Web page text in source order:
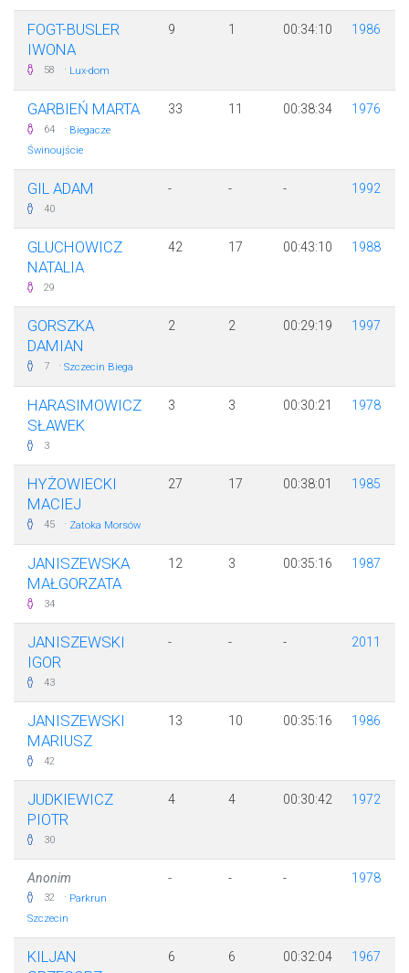
FOGT-BUSLER
IWONA
58 · Lux-dom
9 1 00:34:10 1986
GARBIEŃ MARTA
64 · Biegacze
Świnoujście
33 11 00:38:34 1976
GIL ADAM
40
- - - 1992
GLUCHOWICZ
NATALIA
29
42 17 00:43:10 1988
GORSZKA
DAMIAN
7 · Szczecin Biega
2 2 00:29:19 1997
HARASIMOWICZ
SŁAWEK
3
3 3 00:30:21 1978
HYŻOWIECKI
MACIEJ
45 · Zatoka Morsów
27 17 00:38:01 1985
JANISZEWSKA
MAŁGORZATA
34
12 3 00:35:16 1987
JANISZEWSKI
IGOR
43
- - - 2011
JANISZEWSKI
MARIUSZ
42
13 10 00:35:16 1986
JUDKIEWICZ
PIOTR
30
4 4 00:30:42 1972
Anonim
32 · Parkrun
Szczecin
- - - 1978
KILJAN
6 6 00:32:04 1967